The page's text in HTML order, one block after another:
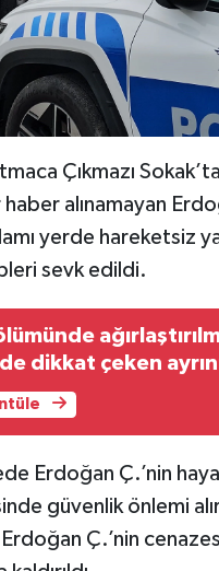
Çıkmazı
alınamayan
yerde hareketsiz
sevk edildi.
dikkat çeken
Erdoğan Ç.’nin
güvenlik önlemi
Ç.’nin